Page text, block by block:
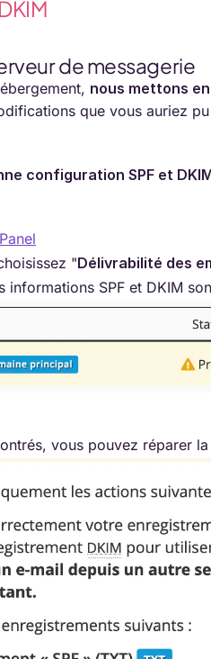
de messagerie
nous mettons
que vous auriez
configuration SPF et
"Délivrabilité des
informations SPF et DKIM
vous pouvez réparer